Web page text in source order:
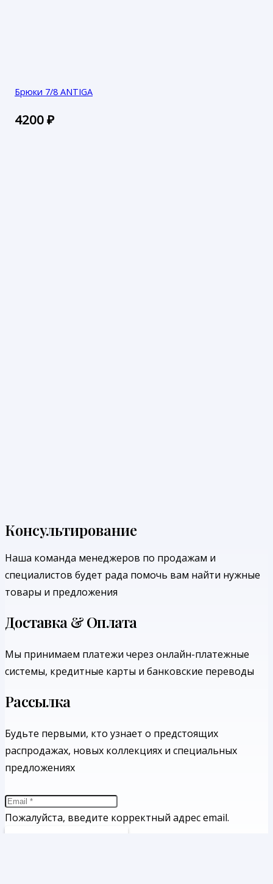
Брюки 7/8 ANTIGA
4200₽
Консультирование
Наша команда менеджеров по продажам и
специалистов будет рада помочь вам найти нужные
товары и предложения
Доставка & Оплата
Мы принимаем платежи через онлайн-платежные
системы, кредитные карты и банковские переводы
Рассылка
Будьте первыми, кто узнает о предстоящих
распродажах, новых коллекциях и специальных
предложениях
Пожалуйста, введите корректный адрес email.